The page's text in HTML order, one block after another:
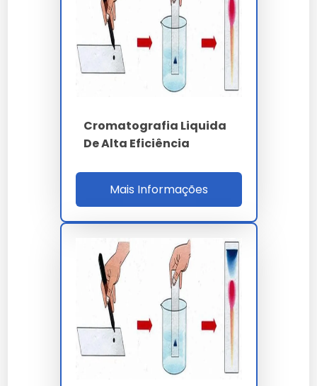
quaternária superior a 20.000 horas.
A cromatografia líquida de alta pressão
(HPLC/UHPLC) em coluna sub-2 µm alcança
pressões de 1.300 bar e reduz o tempo de
corrida de 30 minutos para 4 minutos, elevando
amostras por turno (OEE acima de 90%). A
detecção por arranjo de diodos (DAD) e
5 ordens de magnitude.
O gás de arraste hélio grau 5.0 (99.999%) ou
hidrogênio grau 6.0 (99.9999%) é purificado por
getter catalítico com retenção de O2, H2O e
hidrocarbonetos inferior a 10 ppb, requisito
crítico para colunas capilares DB-1, DB-5 e HP-
PLOT Q com diâmetro interno 0.25 mm e
espessura de filme 0.25 µm. O forno atinge 450
ºC com rampa de 120 ºC/min e repetibilidade de
tempo de retenção inferior a 0.01 min.
Cromatografia Liquida
De Alta Eficiência
Mais Informações